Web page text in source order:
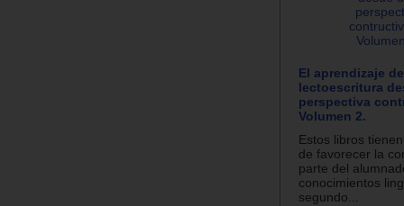
El aprendizaje
lectoescritura
perspectiva
Volumen 2.
Estos libros
de favorecer la
parte del
conocimientos
segundo...